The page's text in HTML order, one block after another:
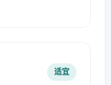
适宜